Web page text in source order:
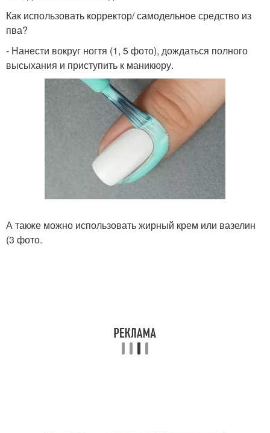
Как использовать корректор/ самодельное средство из
пва?
- Нанести вокруг ногтя (1, 5 фото), дождаться полного
высыхания и приступить к маникюру.
А также можно использовать жирный крем или вазелин
(3 фото.